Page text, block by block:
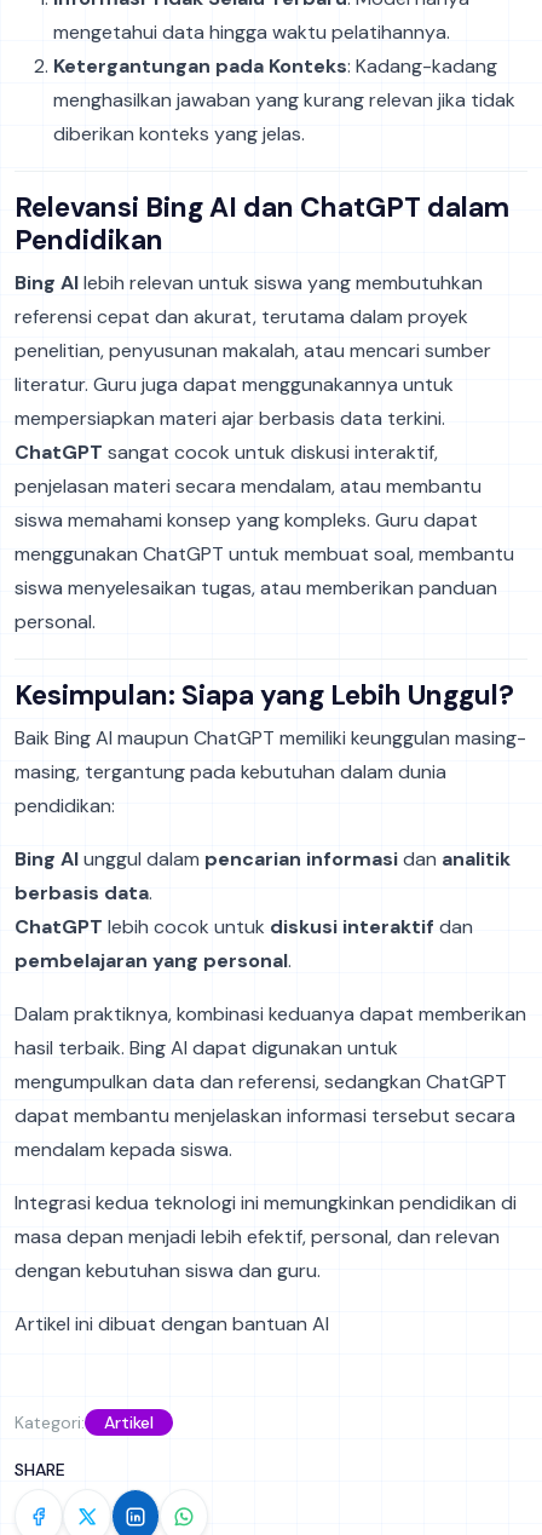
mengetahui data hingga waktu pelatihannya.
Ketergantungan pada Konteks: Kadang-kadang
menghasilkan jawaban yang kurang relevan jika tidak
diberikan konteks yang jelas.
Relevansi Bing AI dan ChatGPT dalam
Pendidikan
Bing AIlebih relevan untuk siswa yang membutuhkan
referensi cepat dan akurat, terutama dalam proyek
penelitian, penyusunan makalah, atau mencari sumber
literatur. Guru juga dapat menggunakannya untuk
mempersiapkan materi ajar berbasis data terkini.
ChatGPT sangat cocok untuk diskusi interaktif,
penjelasan materi secara mendalam, atau membantu
siswa memahami konsep yang kompleks. Guru dapat
menggunakan ChatGPT untuk membuat soal, membantu
siswa menyelesaikan tugas, atau memberikan panduan
personal.
Kesimpulan: Siapa yang Lebih Unggul?
Baik Bing AI maupun ChatGPT memiliki keunggulan masing-
masing, tergantung pada kebutuhan dalam dunia
pendidikan:
Bing AIunggul dalam pencarian informasidan analitik
berbasis data.
ChatGPT lebih cocok untuk diskusi interaktif dan
pembelajaran yang personal.
Dalam praktiknya, kombinasi keduanya dapat memberikan
hasil terbaik. Bing AI dapat digunakan untuk
mengumpulkan data dan referensi, sedangkan ChatGPT
dapat membantu menjelaskan informasi tersebut secara
mendalam kepada siswa.
Integrasi kedua teknologi ini memungkinkan pendidikan di
masa depan menjadi lebih efektif, personal, dan relevan
dengan kebutuhan siswa dan guru.
Artikel ini dibuat dengan bantuan AI
Kategori: Artikel
SHARE